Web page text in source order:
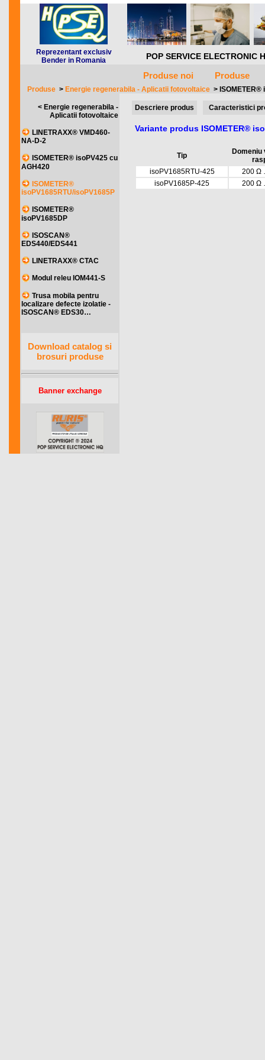
Reprezentant exclusiv
Bender in Romania
POP SERVICE
Produse noi Produse
Produse > Energie regenerabila - Aplicatii fotovoltaice >
< Energie regenerabila -
Aplicatii fotovoltaice
LINETRAXX® VMD460-
NA-D-2
ISOMETER® isoPV425 cu
AGH420
ISOMETER®
isoPV1685RTU/isoPV1685P
ISOMETER®
isoPV1685DP
ISOSCAN®
EDS440/EDS441
LINETRAXX® CTAC
Modul releu IOM441-S
Trusa mobila pentru
localizare defecte izolatie -
ISOSCAN® EDS30…
Download catalog si
brosuri produse
Banner exchange
Descriere produs Caracteristici
Variante produs ISOMETER®
Tip
Domeniu
isoPV1685RTU-425
200 Ω
isoPV1685P-425
200 Ω